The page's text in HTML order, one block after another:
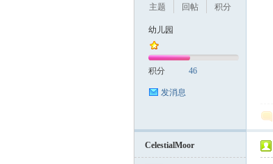
主题
回帖
积分
幼儿园
积分 46
发消息
CelestialMoor